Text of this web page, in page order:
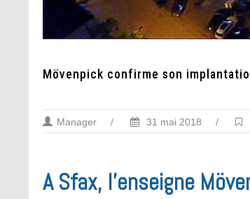
Mövenpick confirme son
Manager / 31 mai 2018 /
A Sfax, l’enseigne